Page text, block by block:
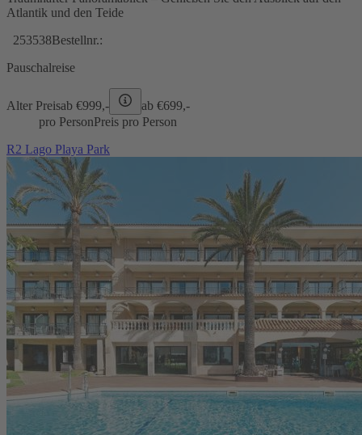
Atlantik und den Teide
253538Bestellnr.:
Pauschalreise
Alter Preisab €999,- ab €699,-
pro PersonPreis pro Person
R2 Lago Playa Park